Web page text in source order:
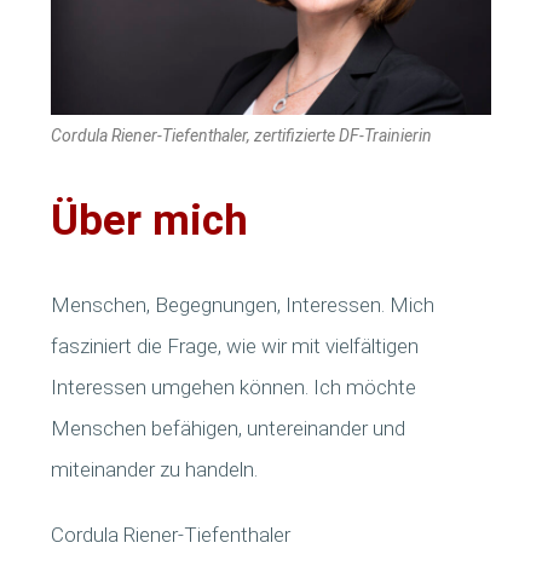
Über mich
Menschen, Begegnungen, Interessen. Mich
fasziniert die Frage, wie wir mit vielfältigen
Interessen umgehen können. Ich möchte
Menschen befähigen, untereinander und
miteinander zu handeln.
Cordula Riener-Tiefenthaler
Cordula Riener-Tiefenthaler, zertifizierte DF-Trainierin